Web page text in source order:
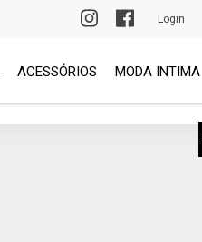
PRIMEIRA TROCA GRÁTIS
Login
ACESSÓRIOS MODA INTIMA